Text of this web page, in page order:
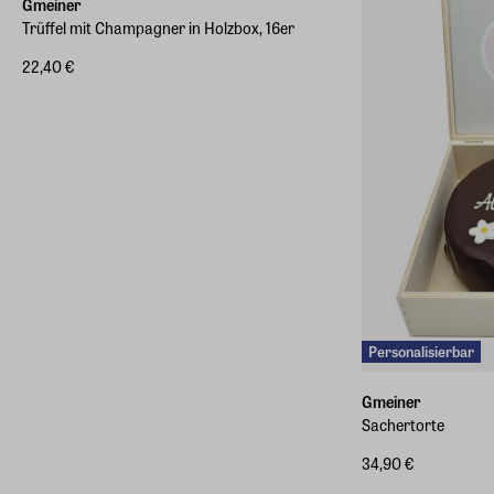
Gmeiner
Trüffel mit Champagner in Holzbox, 16er
22,40 €
Personalisierbar
Gmeiner
Sachertorte
34,90 €